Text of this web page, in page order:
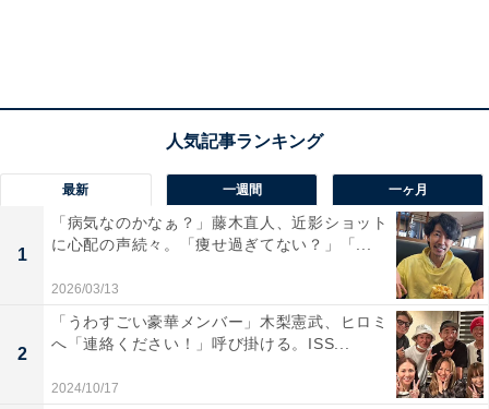
最新 一週間 一ヶ月
1
「病気なのかなぁ？」藤木直人、近影ショット
に心配の声続々。「痩せ過ぎてない？」「...
2026/03/13
2
「うわすごい豪華メンバー」木梨憲武、ヒロミ
へ「連絡ください！」呼び掛ける。ISS...
2024/10/17